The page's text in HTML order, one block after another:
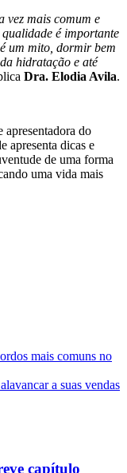
vez mais comum e
é importante
um mito, dormir bem
hidratação e até
Dra. Elodia Avila.
apresentadora do
apresenta dicas e
de uma forma
uma vida mais
mais comuns no
a suas vendas
capítulo